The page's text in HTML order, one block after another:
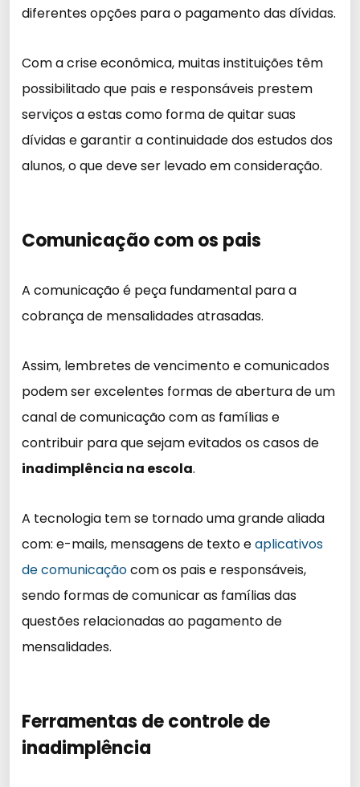
diferentes opções para o pagamento das dívidas.
Com a crise econômica, muitas instituições têm
possibilitado que pais e responsáveis prestem
serviços a estas como forma de quitar suas
dívidas e garantir a continuidade dos estudos dos
alunos, o que deve ser levado em consideração.
Comunicação com os pais
A comunicação é peça fundamental para a
cobrança de mensalidades atrasadas.
Assim, lembretes de vencimento e comunicados
podem ser excelentes formas de abertura de um
canal de comunicação com as famílias e
contribuir para que sejam evitados os casos de
inadimplência na escola.
A tecnologia tem se tornado uma grande aliada
com: e-mails, mensagens de texto eaplicativos
de comunicaçãocom os pais e responsáveis,
sendo formas de comunicar as famílias das
questões relacionadas ao pagamento de
mensalidades.
Ferramentas de controle de
inadimplência